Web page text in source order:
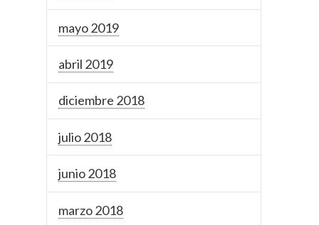
mayo 2019
abril 2019
diciembre 2018
julio 2018
junio 2018
marzo 2018